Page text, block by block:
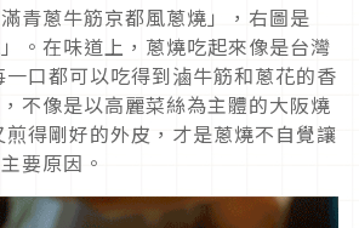
青蔥牛筋京都風蔥燒」，右圖是
」。在味道上，蔥燒吃起來像是台灣
口都可以吃得到滷牛筋和蔥花的香
不像是以高麗菜絲為主體的大阪燒
得剛好的外皮，才是蔥燒不自覺讓
要原因。